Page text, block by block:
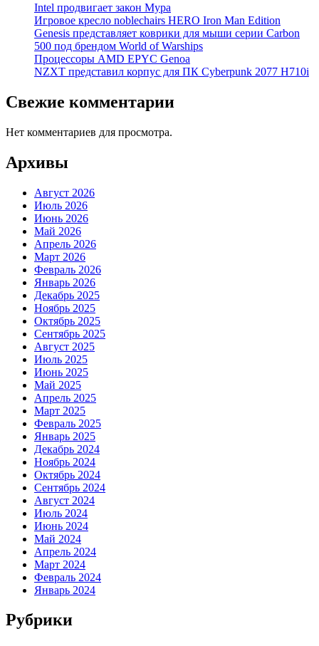
Intel продвигает закон Мура
Игровое кресло noblechairs HERO Iron Man Edition
Genesis представляет коврики для мыши серии Carbon
500 под брендом World of Warships
Процессоры AMD EPYC Genoa
NZXT представил корпус для ПК Cyberpunk 2077 H710i
Свежие комментарии
Нет комментариев для просмотра.
Архивы
Август 2026
Июль 2026
Июнь 2026
Май 2026
Апрель 2026
Март 2026
Февраль 2026
Январь 2026
Декабрь 2025
Ноябрь 2025
Октябрь 2025
Сентябрь 2025
Август 2025
Июль 2025
Июнь 2025
Май 2025
Апрель 2025
Март 2025
Февраль 2025
Январь 2025
Декабрь 2024
Ноябрь 2024
Октябрь 2024
Сентябрь 2024
Август 2024
Июль 2024
Июнь 2024
Май 2024
Апрель 2024
Март 2024
Февраль 2024
Январь 2024
Рубрики